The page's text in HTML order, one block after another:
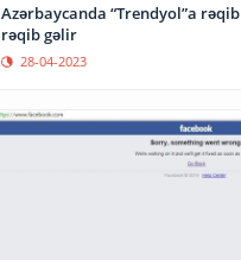
Azərbaycanda “Trendyol”a rəqib
rəqib gəlir
28-04-2023